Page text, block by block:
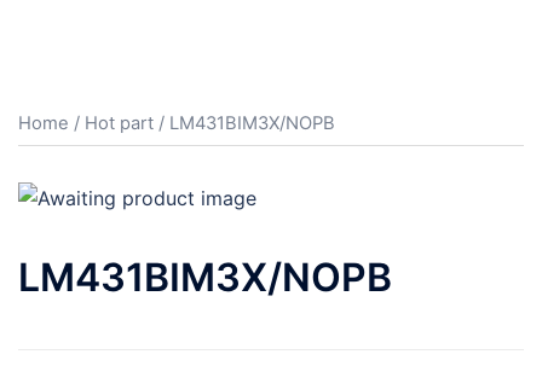
Home / Hot part / LM431BIM3X/NOPB
LM431BIM3X/NOPB